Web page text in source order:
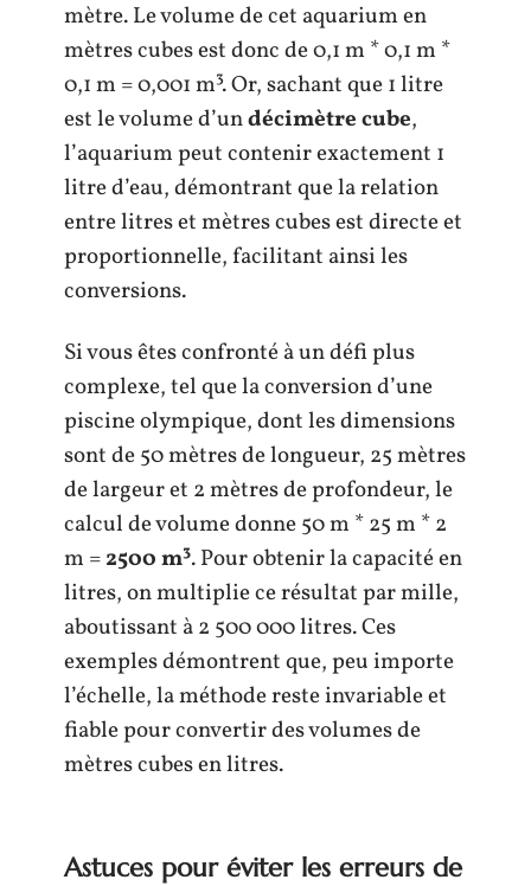
mètre. Le volume de cet aquarium en
mètres cubes est donc de 0,1 m * 0,1 m *
0,1 m = 0,001 m³. Or, sachant que 1 litre
est le volume d’undécimètre cube,
l’aquarium peut contenir exactement 1
litre d’eau, démontrant que la relation
entre litres et mètres cubes est directe et
proportionnelle, facilitant ainsi les
conversions.
Si vous êtes confronté à un défi plus
complexe, tel que la conversion d’une
piscine olympique, dont les dimensions
sont de 50 mètres de longueur, 25 mètres
de largeur et 2 mètres de profondeur, le
calcul de volume donne 50 m * 25 m * 2
m =2500 m³. Pour obtenir la capacité en
litres, on multiplie ce résultat par mille,
aboutissant à 2 500 000 litres. Ces
exemples démontrent que, peu importe
l’échelle, la méthode reste invariable et
fiable pour convertir des volumes de
mètres cubes en litres.
Astuces pour éviter les erreurs de